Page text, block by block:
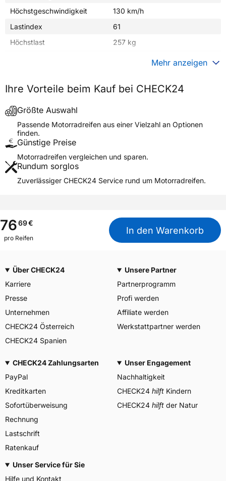
Höchstgeschwindigkeit
130 km/h
Lastindex
61
Höchstlast
257 kg
Fahrzeugtyp
Motorrad
Verwendung
Modellname
SCORPION MX32 MID SOFT
Reifenposition
Motorradtyp
Motocross
Weitere Eigenschaften
M+S
Nein
M/C
Allgemeine Produktsicherheit (GPSR)
Herstellerkontakt
PIRELLI TYRE SPA, Viale
Piero e Alberto Pirelli 25
20126 Milano Italien,
consumer.support@pirelli.co
Mehr anzeigen
Ihre Vorteile beim Kauf bei CHECK24
Größte Auswahl
Passende Motorradreifen aus einer Vielzahl an Optionen
finden.
Günstige Preise
Motorradreifen vergleichen und sparen.
Rundum sorglos
Zuverlässiger CHECK24 Service rund um Motorradreifen.
7669€
pro Reifen
In den Warenkorb
Über CHECK24
Karriere
Presse
Unternehmen
CHECK24 Österreich
CHECK24 Spanien
Unsere Partner
Partnerprogramm
Profi werden
Affiliate werden
Werkstattpartner werden
CHECK24 Zahlungsarten
PayPal
Kreditkarten
Sofortüberweisung
Rechnung
Lastschrift
Ratenkauf
Unser Engagement
Nachhaltigkeit
CHECK24 hilft Kindern
CHECK24 hilft der Natur
Unser Service für Sie
Hilfe und Kontakt